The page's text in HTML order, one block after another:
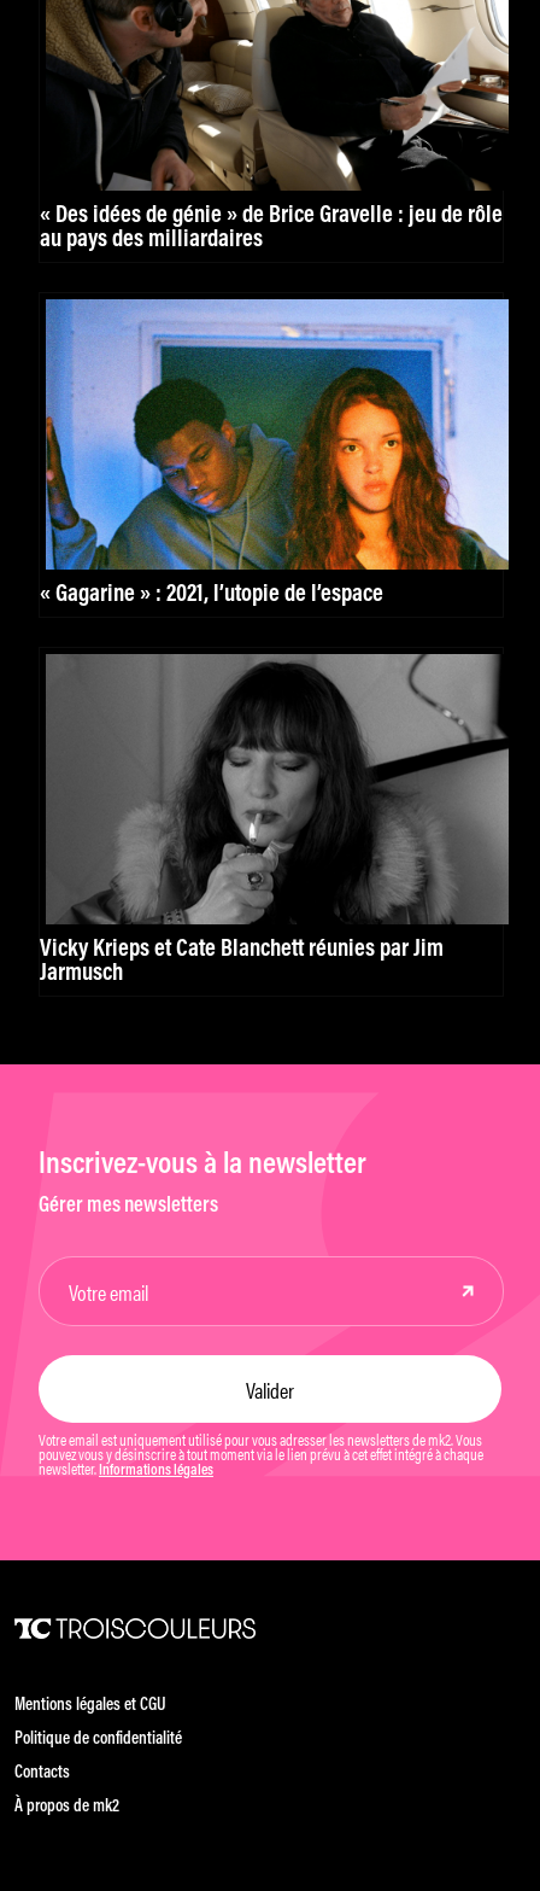
« Des idées de génie » de Brice Gravelle : jeu de rôle
au pays des milliardaires
« Gagarine » : 2021, l’utopie de l’espace
Vicky Krieps et Cate Blanchett réunies par Jim
Jarmusch
Inscrivez-vous à la newsletter
Gérer mes newsletters
Votre email est uniquement utilisé pour vous adresser les newsletters de mk2. Vous
pouvez vous y désinscrire à tout moment via le lien prévu à cet effet intégré à chaque
newsletter. Informations légales
Mentions légales et CGU
Politique de confidentialité
Contacts
À propos de mk2